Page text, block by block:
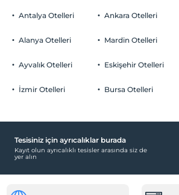
Otopark
Ücretsiz Özel Otopark
Bebek
2 yaşına kadar olan bebekler ücretsizdir.
Antalya Otelleri
Alanya Otelleri
Ayvalık Otelleri
İzmir Otelleri
Ankara Otelleri
Mardin Otelleri
Eskişehir Otelleri
Bursa Otelleri
Tesisiniz için ayrıcalıklar burada
Kayıt olun ayrıcalıklı tesisler arasında siz de
yer alın